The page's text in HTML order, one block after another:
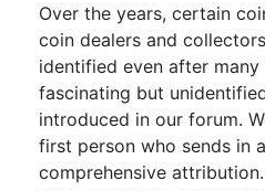
Over the years, certain
coin dealers and
identified even after
fascinating but
introduced in our forum.
first person who sends in
comprehensive